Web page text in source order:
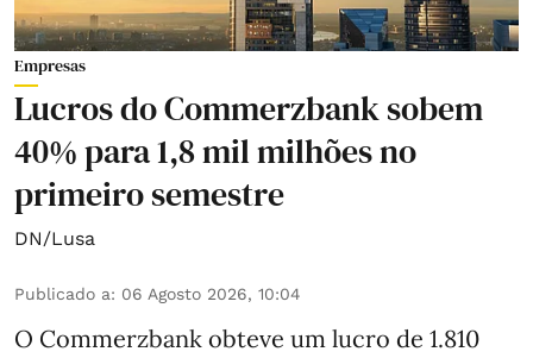
Empresas
Lucros do Commerzbank sobem
40% para 1,8 mil milhões no
primeiro semestre
DN/Lusa
Publicado a: 06 Agosto 2026, 10:04
O Commerzbank obteve um lucro de 1.810